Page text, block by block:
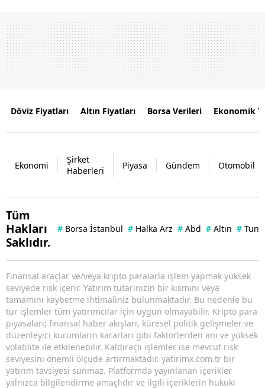
Döviz Fiyatları Altın Fiyatları Borsa Verileri Ekonomik
Ekonomi
Şirket
Haberleri
Piyasa Gündem Otomobil
Tüm
Hakları
Saklıdır.
# Borsa İstanbul # Halka Arz # Abd # Altın #
Finansal araçlar ve/veya kripto paralarla işlem yapmak yüksek
seviyede risk içerir. Yatırım tutarınızın bir kısmını veya
tamamını kaybetme ihtimaliniz bulunmaktadır. Bu nedenle bu
tür işlemler tüm yatırımcılar için uygun olmayabilir. Kripto para
piyasaları; finansal haber akışları, küresel politik gelişmeler ve
düzenleyici kurumların kararları gibi faktörlerden ani ve yüksek
volatilite ile etkilenebilir. Kaldıraçlı işlemler ise mevcut risk
seviyesini önemli ölçüde artırmaktadır. yatirimx.com.tr bir
yatırım tavsiyesi sunmaz. Platformda yayınlanan içerikler
yalnızca bilgilendirme amaçlıdır ve ilgili içeriklerin hukuki